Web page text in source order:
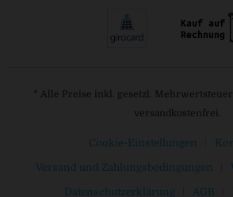
* Alle Preise inkl. gesetzl.
versandkostenfrei.
Cookie-Einstellungen
Versand und Zahlungsbedingungen
Datenschutzerklärung AGB